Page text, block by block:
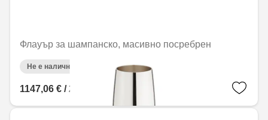
Флауър за шампанско, масивно посребрен
Не е налично онлайн
1147,06 € / 2243,45 лв.